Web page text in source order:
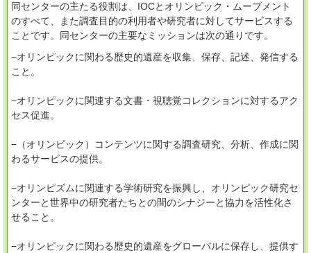
同センターの主たる役割は、IOCとオリンピック・ムーブメント
のすべて、また調査目的の利用者や研究者に対してサービスする
ことです。同センターの主要なミッションは次の通りです。
−オリンピックに関わる歴史的遺産を収集、保存、記述、発信する
こと。
−オリンピックに関連する文書・視聴覚コレクションに対するアク
セス促進。
−（オリンピック）コンテンツに関する調査研究、分析、作成に関
わるサービスの提供。
−オリンピズムに関連する学術研究を振興し、オリンピック研究セ
ンターと世界中の研究者たちとの間のシナジーと協力を活性化さ
せること。
−オリンピックに関わる歴史的遺産をグローバルに保存し、提供す